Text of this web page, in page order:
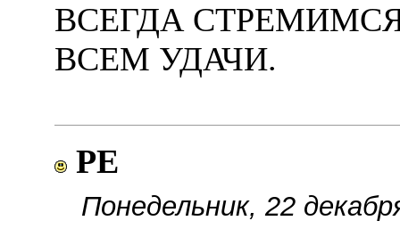
ВСЕГДА
ВСЕМ УДАЧИ.
РЕ
Понедельник, 22